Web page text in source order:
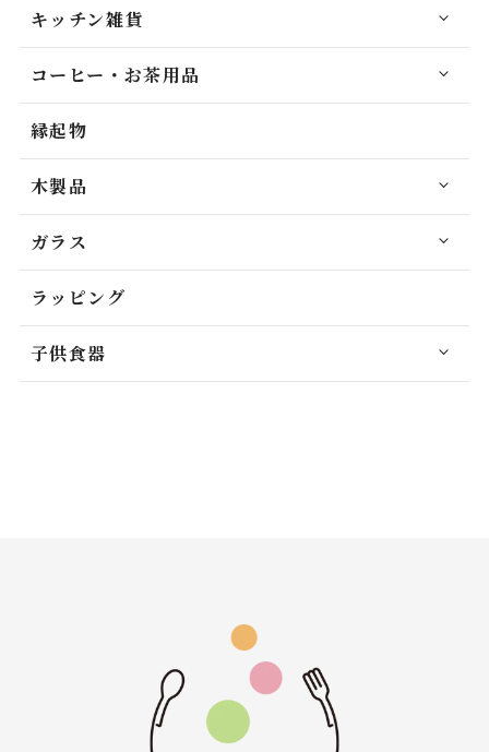
キッチン雑貨
コーヒー・お茶用品
縁起物
木製品
ガラス
ラッピング
子供食器